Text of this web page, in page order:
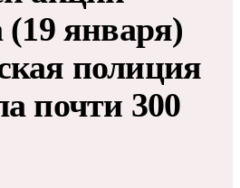
(19 января)
полиция
почти 300